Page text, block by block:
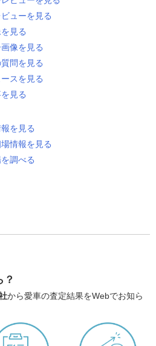
ューを見る
見る
像を見る
問を見る
スを見る
見る
を見る
情報を見る
調べる
？
から愛車の査定結果をWebでお知ら